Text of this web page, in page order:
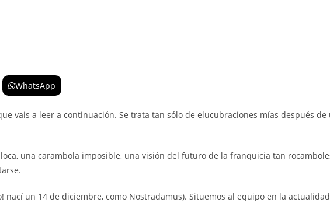
WhatsApp
vais a leer a continuación. Se trata tan sólo de elucubraciones mías después
una carambola imposible, una visión del futuro de la franquicia tan
nací un 14 de diciembre, como Nostradamus). Situemos al equipo en la